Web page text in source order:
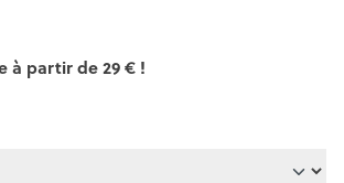
à partir de 29 € !